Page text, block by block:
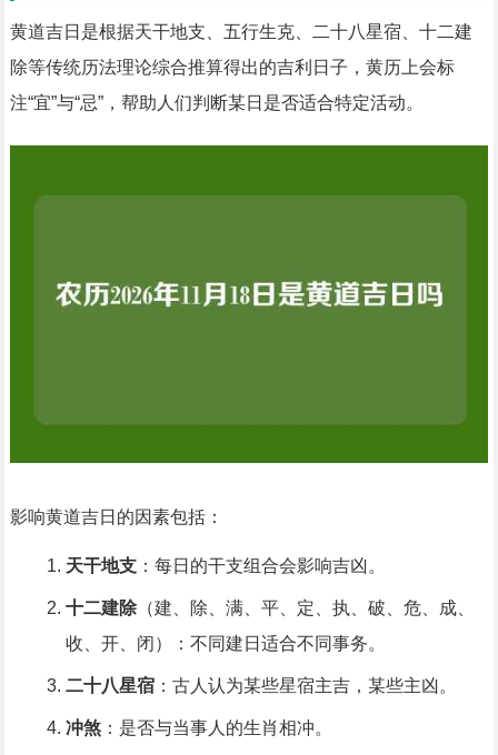
黄道吉日是根据天干地支、五行生克、二十八星宿、十二建
除等传统历法理论综合推算得出的吉利日子，黄历上会标
注“宜”与“忌”，帮助人们判断某日是否适合特定活动。
影响黄道吉日的因素包括：
天干地支：每日的干支组合会影响吉凶。
十二建除（建、除、满、平、定、执、破、危、成、
收、开、闭）：不同建日适合不同事务。
二十八星宿：古人认为某些星宿主吉，某些主凶。
冲煞：是否与当事人的生肖相冲。